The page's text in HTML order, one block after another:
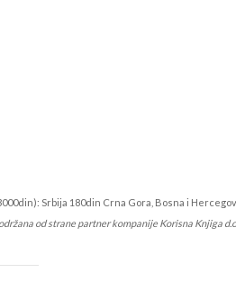
Srbija 180din Crna Gora, Bosna i
od strane partner kompanije Korisna Knjiga